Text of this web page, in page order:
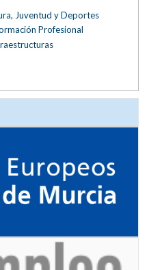
Juventud y Deportes
Profesional